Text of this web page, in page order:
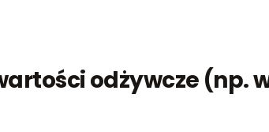
odżywcze (np.